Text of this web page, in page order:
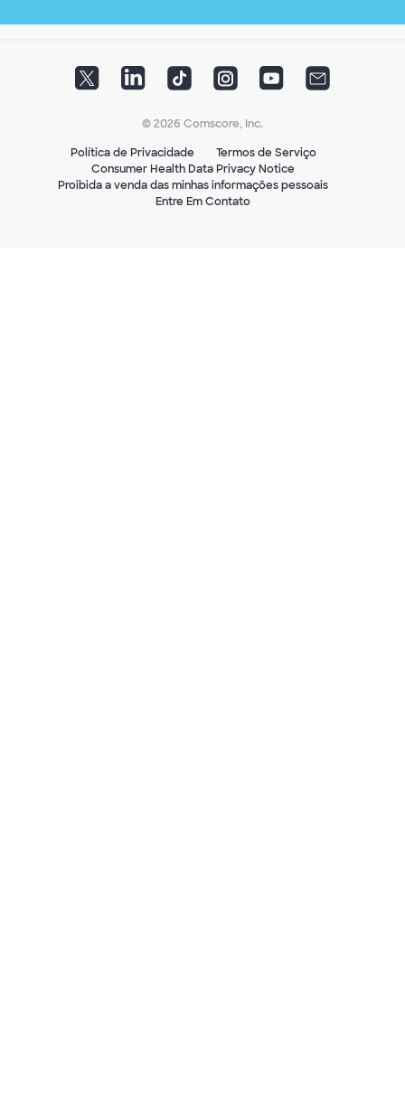
© 2026 Comscore, Inc.
Política de Privacidade
Termos de Serviço
Consumer Health Data Privacy Notice
Proibida a venda das minhas informações pessoais
Entre Em Contato